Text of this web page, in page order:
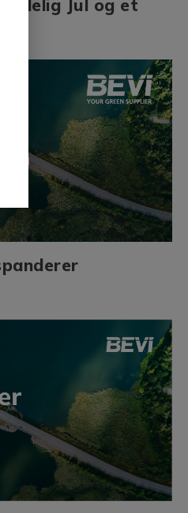
Jul og et